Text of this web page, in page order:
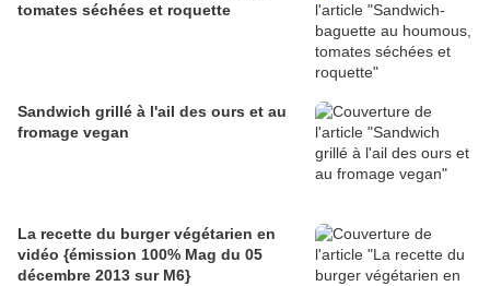
tomates séchées et roquette
Sandwich grillé à l'ail des ours et au
fromage vegan
La recette du burger végétarien en
vidéo {émission 100% Mag du 05
décembre 2013 sur M6}